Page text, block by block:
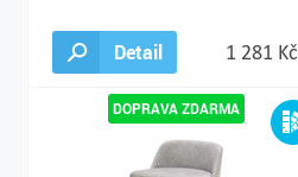
Detail 1 281 Kč